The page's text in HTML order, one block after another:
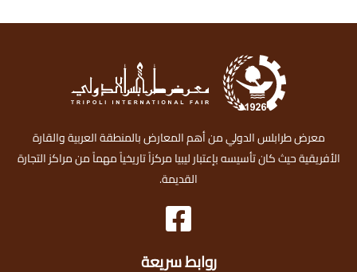
معرض طرابلس الدولي من أهم المعارض بالمنطقة العربية والقارة
الأفريقية حيث كان تأسيسه بإعتبار ليبيا مركزاً تاريخياً مهماً من مراكز التجارة
القديمة.
روابط سريعة